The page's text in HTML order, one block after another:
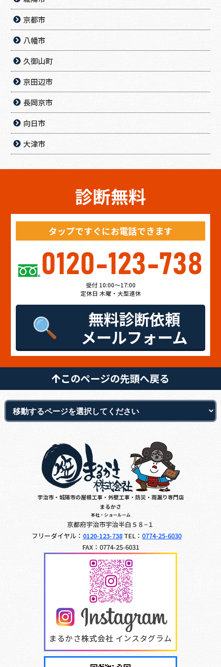
京都市
八幡市
久御山町
京田辺市
長岡京市
向日市
大津市
診断無料
タップですぐにお電話できます
0120-123-738
受付 10:00～17:00
定休日 木曜・大型連休
無料診断依頼
メールフォーム
このページの先頭へ戻る
宇治市・城陽市の屋根工事・外壁工事・防災・雨漏り専門店
まるかさ
本社・ショールーム
京都府宇治市宇治半白５８−１
フリーダイヤル： 0120-123-738 TEL： 0774-25-6030
FAX：0774-25-6031